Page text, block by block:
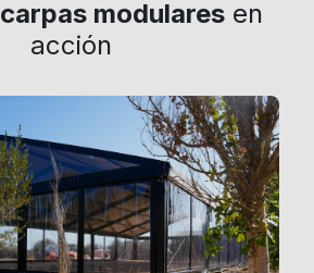
carpas modularesen
acción